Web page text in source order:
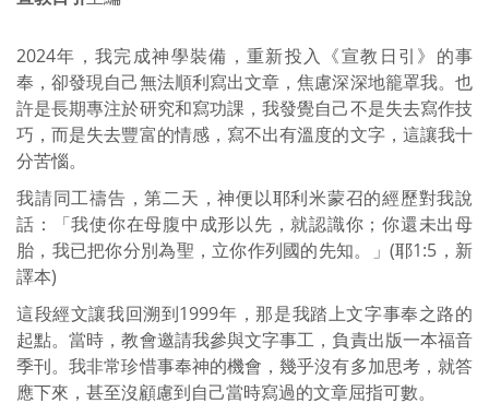
2024年，我完成神學裝備，重新投入《宣教日引》的事
奉，卻發現自己無法順利寫出文章，焦慮深深地籠罩我。也
許是長期專注於研究和寫功課，我發覺自己不是失去寫作技
巧，而是失去豐富的情感，寫不出有溫度的文字，這讓我十
分苦惱。
我請同工禱告，第二天，神便以耶利米蒙召的經歷對我說
話：「我使你在母腹中成形以先，就認識你；你還未出母
胎，我已把你分別為聖，立你作列國的先知。」(耶1:5，新
譯本)
這段經文讓我回溯到1999年，那是我踏上文字事奉之路的
起點。當時，教會邀請我參與文字事工，負責出版一本福音
季刊。我非常珍惜事奉神的機會，幾乎沒有多加思考，就答
應下來，甚至沒顧慮到自己當時寫過的文章屈指可數。